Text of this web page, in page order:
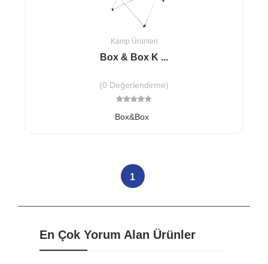
Kamp Ürünleri
Box & Box K ...
(0 Değerlendirme)
Box&Box
1
En Çok Yorum Alan Ürünler